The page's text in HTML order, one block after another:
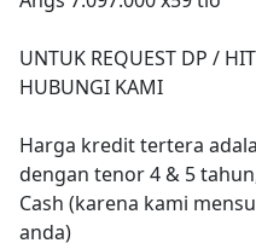
UNTUK REQUEST DP /
HUBUNGI KAMI
Harga kredit tertera
dengan tenor 4 & 5
Cash (karena kami
anda)